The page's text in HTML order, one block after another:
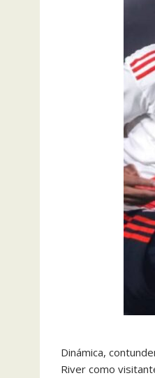
Dinámica,
River como